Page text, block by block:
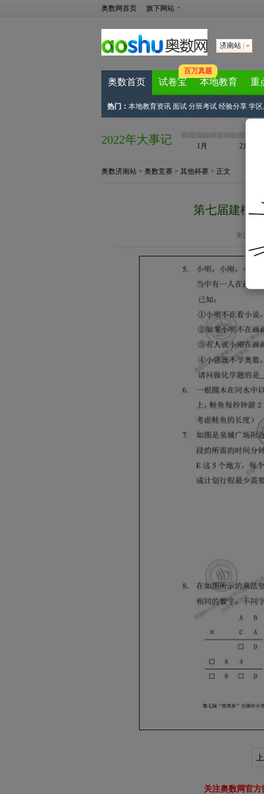
奥数网首页 旗下网站
济南站
奥数首页 试卷宝
百万真题
本地教育 重
热门： 本地教育资讯 面试 分班考试 经验分享 学
2022年大事记 1月 2月
奥数济南站 > 奥数竞赛 > 其他杯赛 > 正文
第七届建模
来源：
关注奥数网官